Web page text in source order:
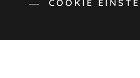
COOKIE